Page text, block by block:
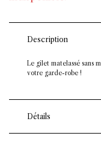
Description
Le gilet matelassé sans
votre garde-robe !
Détails